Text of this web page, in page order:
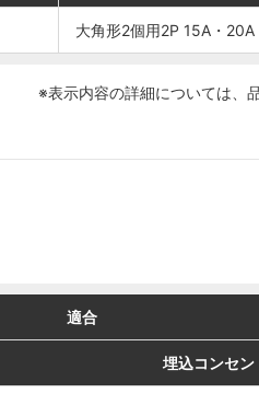
大角形2個用2P 15A・20A
大角形2個用2P 15A・20A
※表示内容の詳細については、
適合
埋込コンセン
適合
埋込コンセン